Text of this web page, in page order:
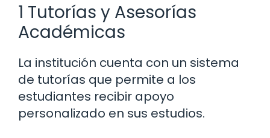
1 Tutorías y Asesorías
Académicas
La institución cuenta con un sistema
de tutorías que permite a los
estudiantes recibir apoyo
personalizado en sus estudios.